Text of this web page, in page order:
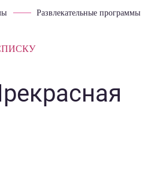
Развлекательные программы